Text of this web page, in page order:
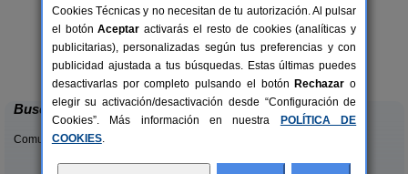
2-20 pers.
desde25 €
Lo Trabucador Alojamiento Rural
Poble Nou del Delta (Tarragona)
Buscar
Comunidades:
Cookies Técnicas y no necesitan de tu autorización. Al pulsar
el botónAceptar activarás el resto de cookies (analíticas y
publicitarias), personalizadas según tus preferencias y con
publicidad ajustada a tus búsquedas. Estas últimas puedes
desactivarlas por completo pulsando el botón Rechazar o
elegir su activación/desactivación desde “Configuración de
Cookies”. Más información en nuestra
POLÍTICA DE
COOKIES.